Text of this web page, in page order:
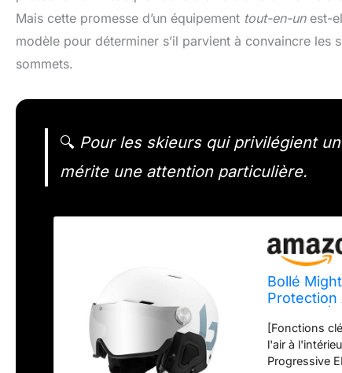
Mais cette promesse d’un équipement tout-en-unest-
modèle pour déterminer s’il parvient à convaincre les
sommets.
🔍 Pour les skieurs qui privilégient
mérite une attention particulière.
Bollé
Protection
Rayures
[Fonctions
l'air à
Progressive